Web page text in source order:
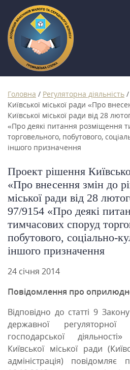
Головна / Регуляторна діяльність /
Київської міської ради «Про
Київської міської ради від 28
«Про деякі питання розміщення
торговельного, побутового,
іншого призначення
Проект рішення
«Про внесення змін до
міської ради від 28
97/9154 «Про деякі
тимчасових споруд
побутового, соціально-
іншого призначення
24 січня 2014
Повідомлення про
Відповідно до статті 9
державної
господарської
Київської міської ради
адміністрація)